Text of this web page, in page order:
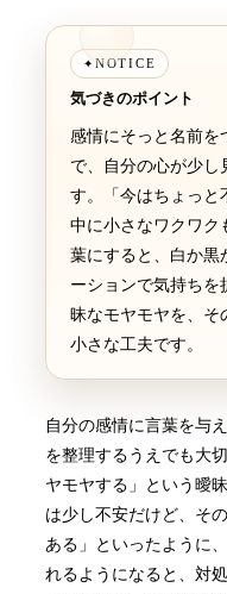
✦NOTICE
気づきのポイント
感情にそっと名前を
で、自分の心が少し
す。「今はちょっと
中に小さなワクワク
葉にすると、白か黒
ーションで気持ちを
昧なモヤモヤを、そ
小さな工夫です。
自分の感情に言葉を与
を整理するうえでも大
ヤモヤする」という曖
は少し不安だけど、そ
ある」といったように
れるようになると、対